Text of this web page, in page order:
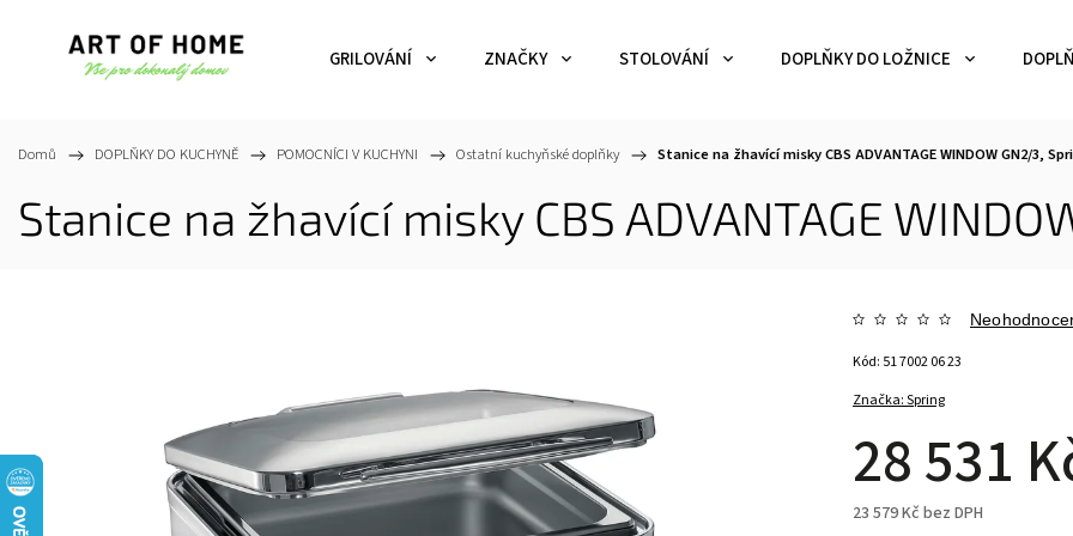
GRILOVÁNÍ ZNAČKY STOLOVÁNÍ DOPLŇKY DO LOŽNICE
Domů / DOPLŇKY DO KUCHYNĚ / POMOCNÍCI V KUCHYNI / Ostatní kuchyňské doplňky / Stanice na žhavící misky CBS ADVANTAGE WINDOW GN2/3,
Stanice na žhavící misky CBS ADVANTAGE
Značka:Spring
28 531
23 579 Kč bez DPH
Kód: 51 7002 06 23